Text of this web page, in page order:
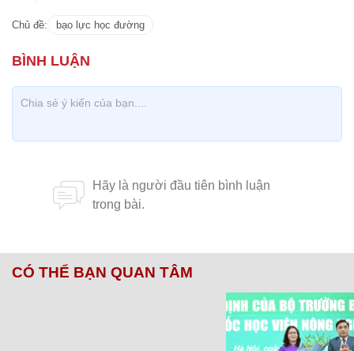
Chủ đề: bạo lực học đường
CÓ THỂ BẠN QUAN TÂM